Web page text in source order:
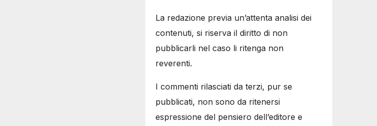
La redazione previa un’attenta analisi dei
contenuti, si riserva il diritto di non
pubblicarli nel caso li ritenga non
reverenti.
I commenti rilasciati da terzi, pur se
pubblicati, non sono da ritenersi
espressione del pensiero dell’editore e